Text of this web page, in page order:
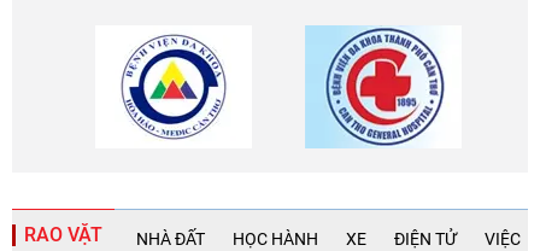
RAO VẶT NHÀ ĐẤT HỌC HÀNH XE ĐIỆN TỬ VIỆC